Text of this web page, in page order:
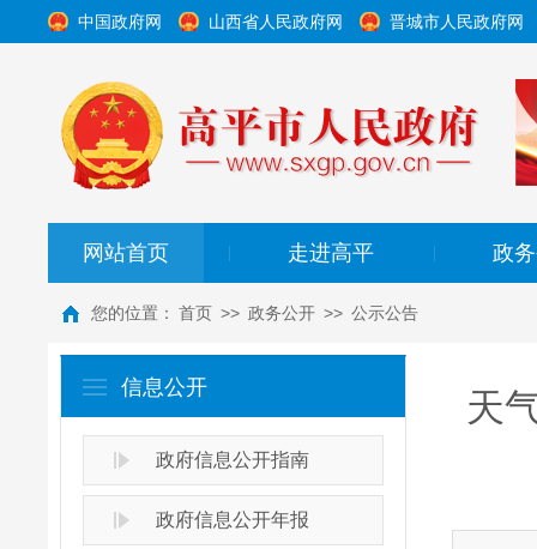
中国政府网 山西省人民政府网 晋城市人民政府网
网站首页 走进高平 政
您的位置： 首页 >> 政务公开 >> 公示公告
信息公开
政府信息公开指南
政府信息公开年报
天